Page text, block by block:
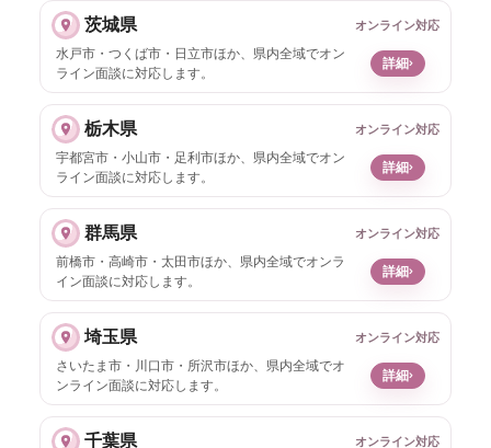
茨城県 オンライン対応
水戸市・つくば市・日立市ほか、県内全域でオン
ライン面談に対応します。
詳細›
栃木県 オンライン対応
宇都宮市・小山市・足利市ほか、県内全域でオン
ライン面談に対応します。
詳細›
群馬県 オンライン対応
前橋市・高崎市・太田市ほか、県内全域でオンラ
イン面談に対応します。
詳細›
埼玉県 オンライン対応
さいたま市・川口市・所沢市ほか、県内全域でオ
ンライン面談に対応します。
詳細›
千葉県 オンライン対応